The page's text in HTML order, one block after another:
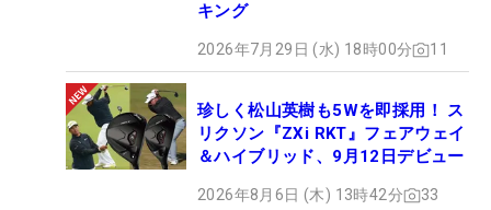
キング
2026年7月29日 (水) 18時00分 11
珍しく松山英樹も5Wを即採用！ ス
リクソン『ZXi RKT』フェアウェイ
＆ハイブリッド、9月12日デビュー
2026年8月6日 (木) 13時42分 33